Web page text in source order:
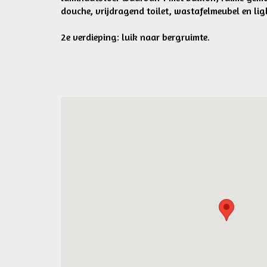
douche, vrijdragend toilet, wastafelmeubel en
2e verdieping: luik naar bergruimte.